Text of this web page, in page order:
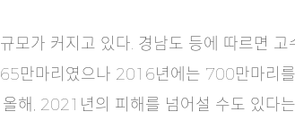
모가 커지고 있다. 경남도 등에 따르면
만마리였으나 2016년에는 700만마리
해, 2021년의 피해를 넘어설 수도 있다